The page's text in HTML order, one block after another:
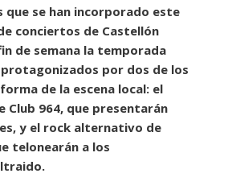
que se han incorporado este
conciertos de Castellón
de semana la temporada
por dos de los
de la escena local: el
Club 964, que presentarán
y el rock alternativo de
telonearán a los